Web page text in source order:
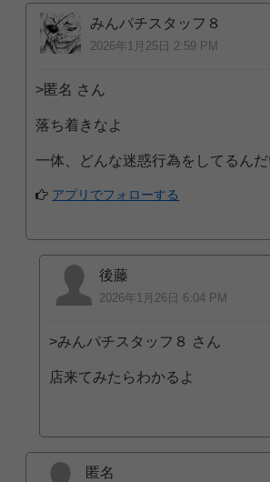
みんパチスタッフ８
2026年1月25日 2:59 PM
>匿名 さん
落ち着きなよ
一体、どんな迷惑行為をしてるんだ
アプリでフォローする
後藤
2026年1月26日 6:04 PM
>みんパチスタッフ８ さん
店来てみたらわかるよ
匿名